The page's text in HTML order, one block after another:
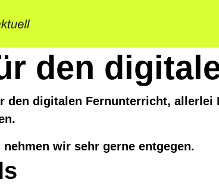
den
den digitalen Fernunterricht,
wir sehr gerne entgegen.